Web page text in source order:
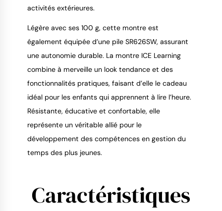
activités extérieures.
Légère avec ses 100 g, cette montre est
également équipée d’une pile SR626SW, assurant
une autonomie durable. La montre ICE Learning
combine à merveille un look tendance et des
fonctionnalités pratiques, faisant d’elle le cadeau
idéal pour les enfants qui apprennent à lire l’heure.
Résistante, éducative et confortable, elle
représente un véritable allié pour le
développement des compétences en gestion du
temps des plus jeunes.
Caractéristiques